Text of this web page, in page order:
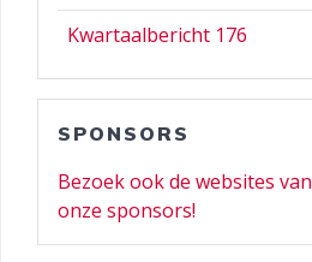
Kwartaalbericht 176
SPONSORS
Bezoek ook de websites van
onze sponsors!